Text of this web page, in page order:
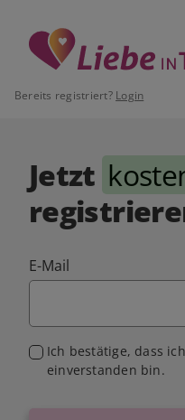
Bereits registriert? Login
Jetzt
E-Mail
Ich bestätige, dass
einverstanden bin.